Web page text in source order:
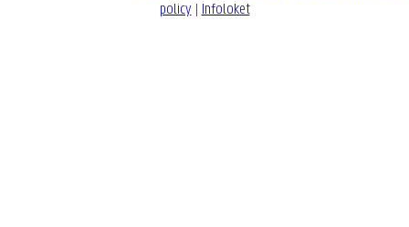
policy | Infoloket